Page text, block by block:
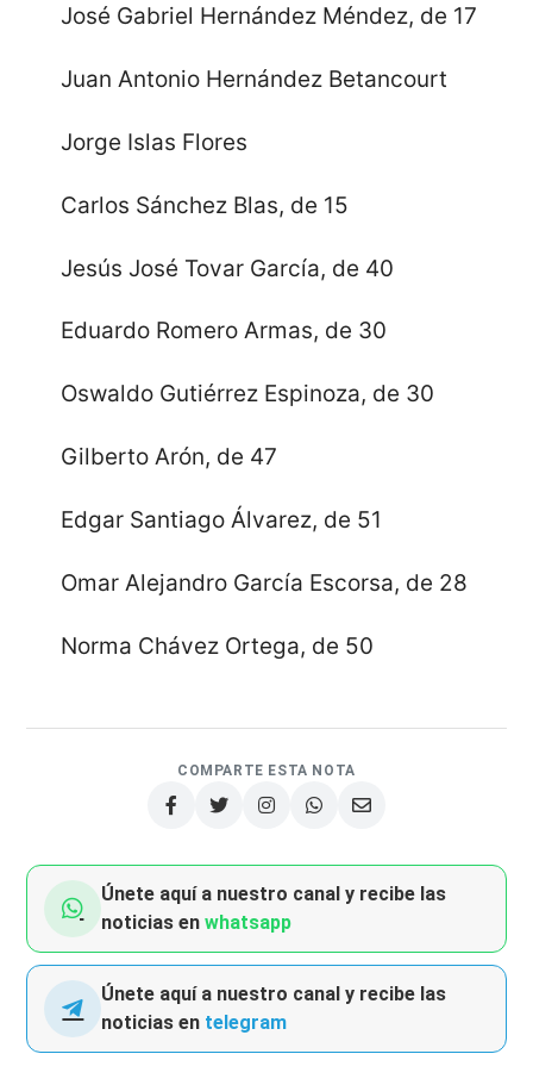
José Gabriel Hernández Méndez, de 17
Juan Antonio Hernández Betancourt
Jorge Islas Flores
Carlos Sánchez Blas, de 15
Jesús José Tovar García, de 40
Eduardo Romero Armas, de 30
Oswaldo Gutiérrez Espinoza, de 30
Gilberto Arón, de 47
Edgar Santiago Álvarez, de 51
Omar Alejandro García Escorsa, de 28
Norma Chávez Ortega, de 50
COMPARTE ESTA NOTA
Únete aquí a nuestro canal y recibe las
noticias enwhatsapp
Únete aquí a nuestro canal y recibe las
noticias en telegram